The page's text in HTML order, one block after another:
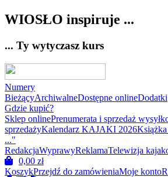
WIOSŁO inspiruje ...
... Ty wytyczasz kurs
Numery
BieżącyArchiwalneDostępne onlineDodatki
Gdzie kupić?
Sklep onlinePrenumerata i sprzedaż
sprzedażyKalendarz KAJAKI 2026
..."
RedakcjaWyprawyReklamaTelewizja
0,00 zł
KoszykPrzejdź do zamówieniaMoje konto